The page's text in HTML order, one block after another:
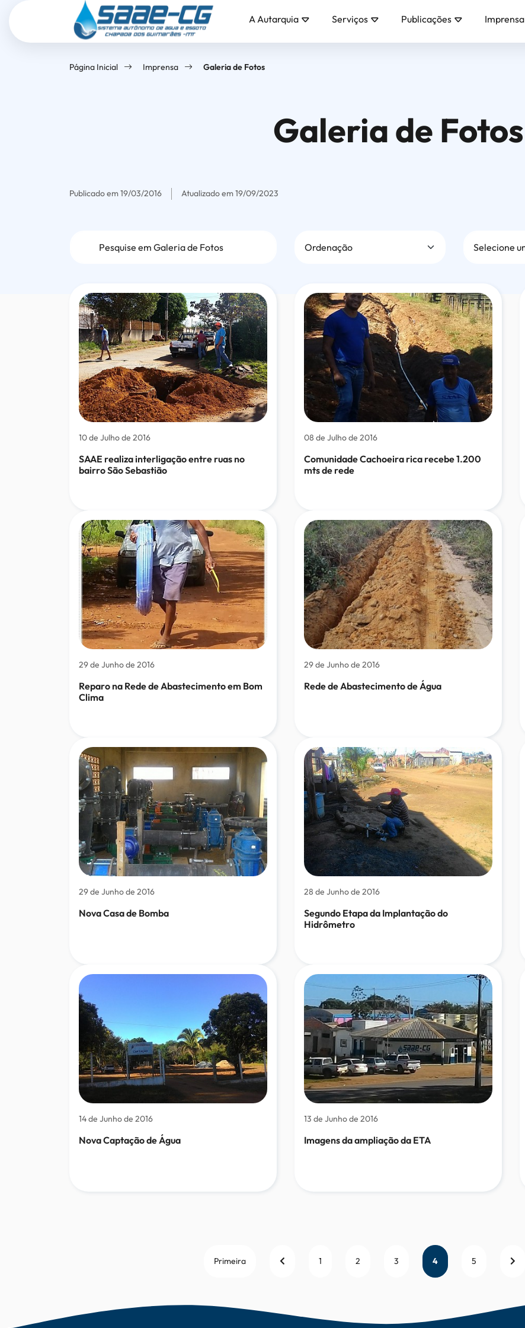
Seção
de
atalhos
e
para
o
conteúdo
Seção
do
menu
principal
A Autarquia Serviços Publicações Imprensa
Página Inicial Imprensa Galeria de Fotos
Galeria de Fotos
Publicado em19/03/2016 Atualizado em19/09/2023
Formulário
pesquisa
10 de Julho de 2016
SAAE realiza interligação entre ruas no
bairro São Sebastião
08 de Julho de 2016
Comunidade Cachoeira rica recebe 1.200
mts de rede
29 de Junho de 2016
Reparo na Rede de Abastecimento em Bom
Clima
29 de Junho de 2016
Rede de Abastecimento de Água
29 de Junho de 2016
Nova Casa de Bomba
28 de Junho de 2016
Segundo Etapa da Implantação do
Hidrômetro
14 de Junho de 2016
Nova Captação de Água
13 de Junho de 2016
Imagens da ampliação da ETA
Primeira 1 2 3 4 5